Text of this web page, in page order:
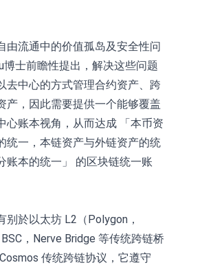
由流通中的价值孤岛及安全性问
博士前瞻性提出，解决这些问题
去中心的方式管理合约资产、跨
产，因此需要提供一个能够覆盖
心账本视角，从而达成 「本币资
统一，本链资产与外链资产的统
账本的统一」 的区块链统一账
别於以太坊 L2（Polygon，
，Nerve Bridge 等传统跨链桥
传统跨链协议，它遵守